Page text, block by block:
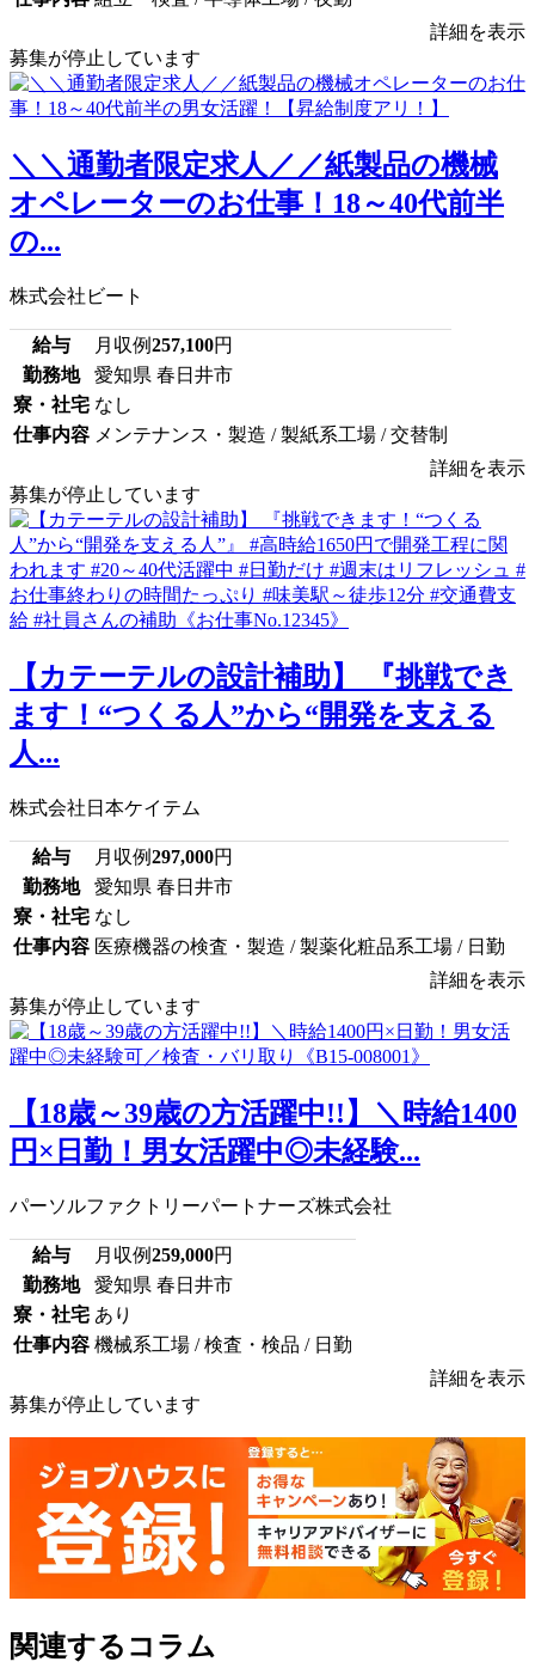
詳細を表示
募集が停止しています
＼＼通勤者限定求人／／紙製品の機械
オペレーターのお仕事！18～40代前半
の...
株式会社ビート
給与 月収例257,100円
勤務地
愛知県 春日井市
寮・社宅 なし
仕事内容 メンテナンス・製造 / 製紙系工場 / 交替制
詳細を表示
募集が停止しています
【カテーテルの設計補助】 『挑戦でき
ます！“つくる人”から“開発を支える
人...
株式会社日本ケイテム
給与 月収例297,000円
勤務地
愛知県 春日井市
寮・社宅 なし
仕事内容 医療機器の検査・製造 / 製薬化粧品系工場 / 日勤
詳細を表示
募集が停止しています
【18歳～39歳の方活躍中!!】＼時給1400
円×日勤！男女活躍中◎未経験...
パーソルファクトリーパートナーズ株式会社
給与 月収例259,000円
勤務地
愛知県 春日井市
寮・社宅 あり
仕事内容 機械系工場 / 検査・検品 / 日勤
詳細を表示
募集が停止しています
関連するコラム